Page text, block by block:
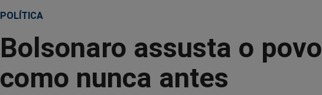
POLÍTICA
Bolsonaro assusta o povo
como nunca antes